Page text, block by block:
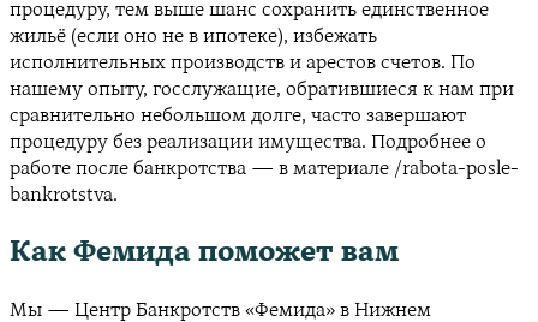
процедуру, тем выше шанс сохранить единственное
жильё (если оно не в ипотеке), избежать
исполнительных производств и арестов счетов. По
нашему опыту, госслужащие, обратившиеся к нам при
сравнительно небольшом долге, часто завершают
процедуру без реализации имущества. Подробнее о
работе после банкротства — в материале /rabota-posle-
bankrotstva.
Как Фемида поможет вам
Мы — Центр Банкротств «Фемида» в Нижнем